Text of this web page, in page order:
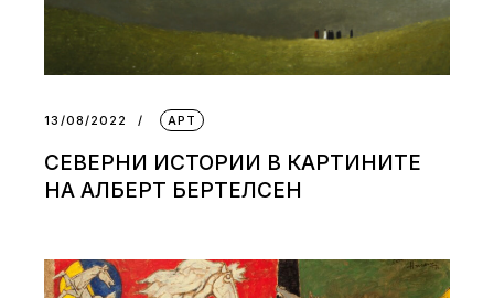
13/08/2022 АРТ
СЕВЕРНИ ИСТОРИИ В КАРТИНИТЕ
НА АЛБЕРТ БЕРТЕЛСЕН